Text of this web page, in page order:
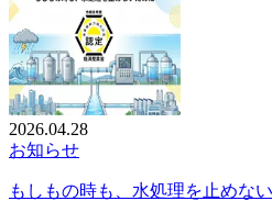
2026.04.28
お知らせ
もしもの時も、水処理を止めな